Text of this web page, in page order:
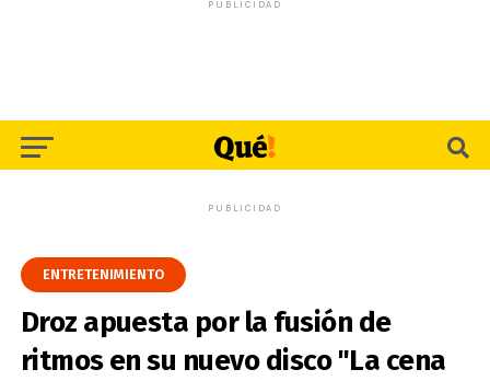
PUBLICIDAD
PUBLICIDAD
ENTRETENIMIENTO
Droz apuesta por la fusión de
ritmos en su nuevo disco "La cena